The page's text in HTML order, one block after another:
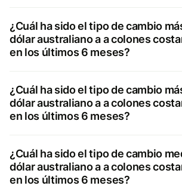
¿Cuál ha sido el tipo de cambio
dólar australiano a a colones
en los últimos 6 meses?
¿Cuál ha sido el tipo de cambio
dólar australiano a a colones
en los últimos 6 meses?
¿Cuál ha sido el tipo de cambio
dólar australiano a a colones
en los últimos 6 meses?